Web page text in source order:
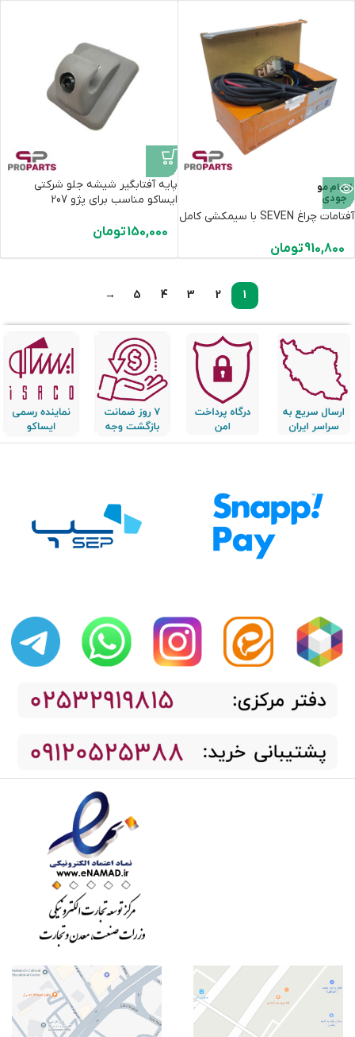
اتمام مو
جودی
آفتامات چراغ SEVEN با سیمکشی کامل
910,800تومان
پایه آفتابگیر شیشه جلو شرکتی
ایساکو مناسب برای پژو 207
150,000تومان
1
2
3
4
5
→